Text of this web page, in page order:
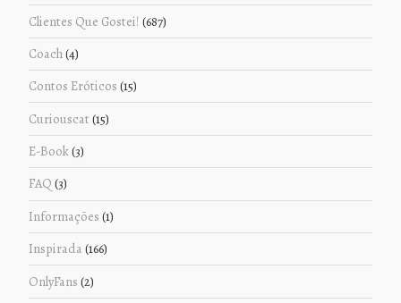
Clientes Que Gostei! (687)
Coach(4)
Contos Eróticos (15)
Curiouscat (15)
E-Book(3)
FAQ (3)
Informações (1)
Inspirada (166)
OnlyFans (2)